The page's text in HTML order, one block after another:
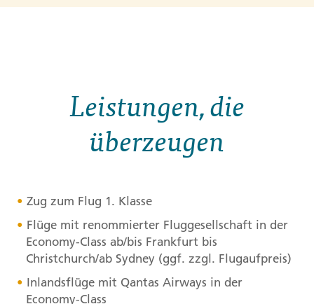
Leistungen, die
überzeugen
Zug zum Flug 1. Klasse
Flüge mit renommierter Fluggesellschaft in der
Economy-Class ab/bis Frankfurt bis
Christchurch/ab Sydney (ggf. zzgl. Flugaufpreis)
Inlandsflüge mit Qantas Airways in der
Economy-Class